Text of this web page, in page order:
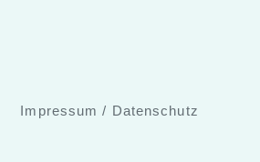
Impressum / Datenschutz